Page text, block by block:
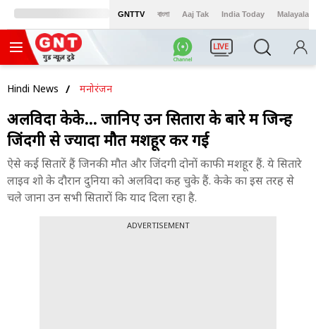
GNTTV বাংলা Aaj Tak India Today Malayalam
LIVE
Hindi News मनोरंजन
अलविदा केके... जानिए उन सितारों के बारे में जिन्हें
जिंदगी से ज्यादा मौत मशहूर कर गई
ऐसे कई सितारें हैं जिनकी मौत और जिंदगी दोनों काफी मशहूर हैं. ये सितारे
लाइव शो के दौरान दुनिया को अलविदा कह चुके हैं. केके का इस तरह से
चले जाना उन सभी सितारों कि याद दिला रहा है.
ADVERTISEMENT